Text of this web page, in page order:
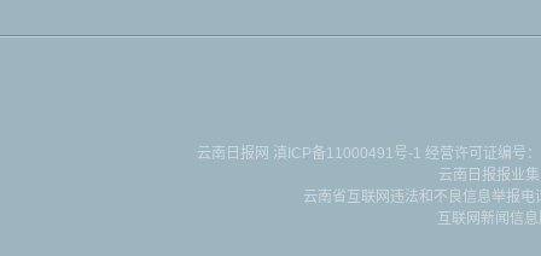
云南日报网 滇ICP备11000491号-1 经营许可证编号
云南日报报业
云南省互联网违法和不良信息举报
互联网新闻信